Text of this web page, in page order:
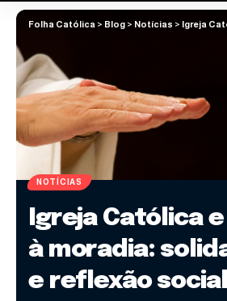
Folha Católica > Blog > Notícias > Igreja Católica e o
NOTÍCIAS
Igreja Católica
à moradia:
e reflexão